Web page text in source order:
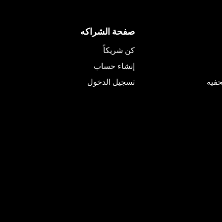
صفحة الشراكه
كن شريكاً
إنشاء حساب
تسجيل الدخول